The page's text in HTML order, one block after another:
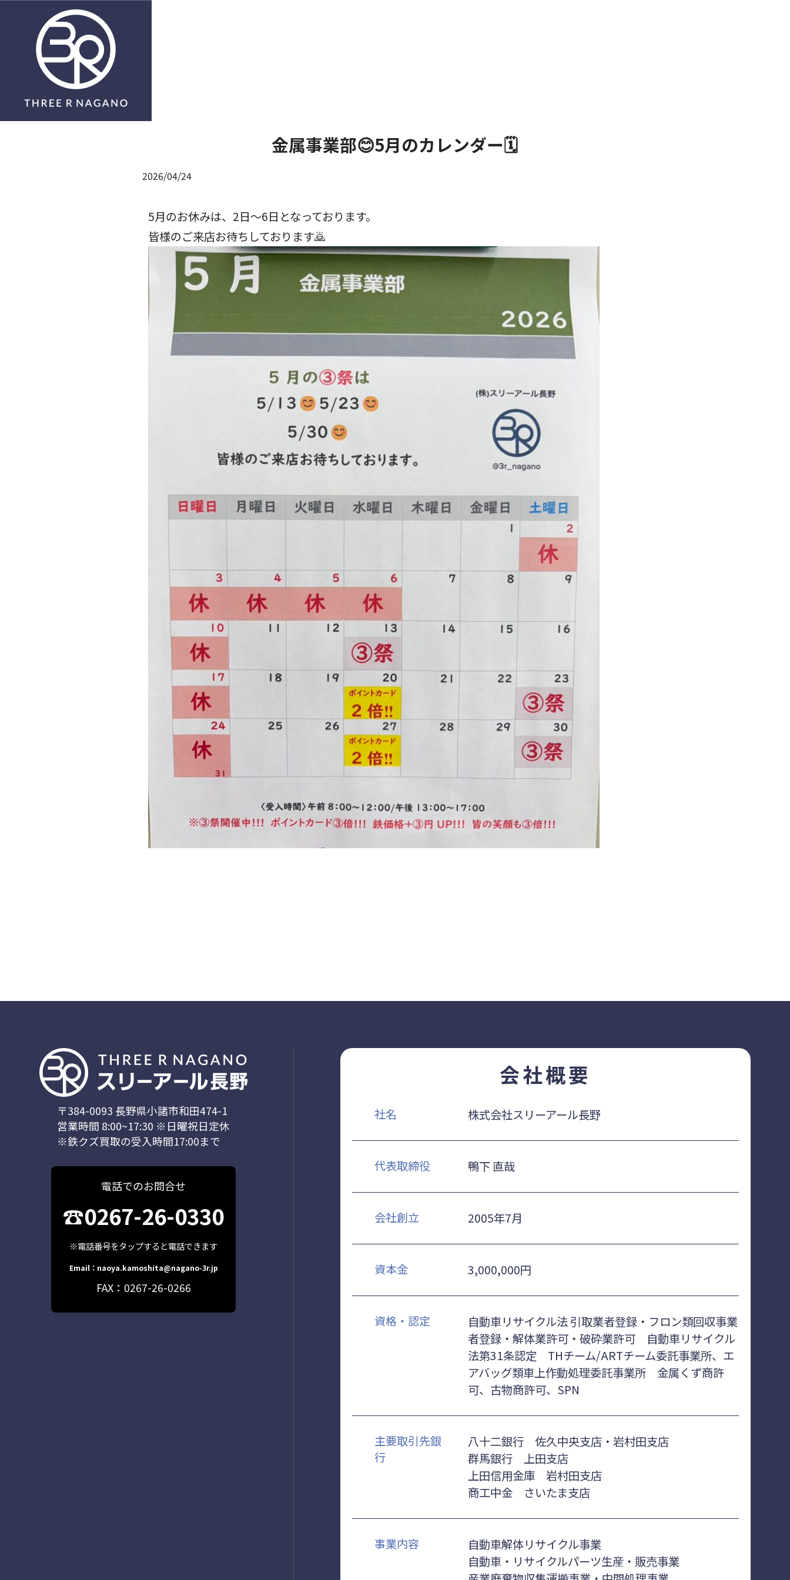
金属事業部😊5月のカレンダー🗓️
2026/04/24
5月のお休みは、2日〜6日となっております。
皆様のご来店お待ちしております🙇
〒384-0093 長野県小諸市和田474-1
営業時間 8:00~17:30 ※日曜祝日定休
※鉄クズ買取の受入時間17:00まで
電話でのお問合せ
☎0267-26-0330
※電話番号をタップすると電話できます
Email：naoya.kamoshita@nagano-3r.jp
FAX：0267-26-0266
会社概要
社名 株式会社スリーアール長野
代表取締役 鴨下 直哉
会社創立 2005年7月
資本金 3,000,000円
資格・認定
自動車リサイクル法 引取業者登録・フロン類回収事業
者登録・解体業許可・破砕業許可 自動車リサイクル
法第31条認定 THチーム/ARTチーム委託事業所、エ
アバッグ類車上作動処理委託事業所 金属くず商許
可、古物商許可、SPN
主要取引先銀
行
八十二銀行 佐久中央支店・岩村田支店
群馬銀行 上田支店
上田信用金庫 岩村田支店
商工中金 さいたま支店
事業内容
自動車解体リサイクル事業
自動車・リサイクルパーツ生産・販売事業